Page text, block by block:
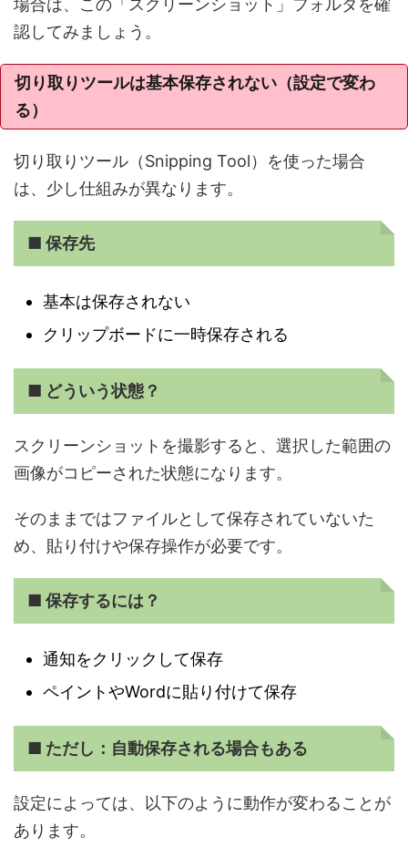
場合は、この「スクリーンショット」フォルダを確
認してみましょう。
切り取りツールは基本保存されない（設定で変わ
る）
切り取りツール（Snipping Tool）を使った場合
は、少し仕組みが異なります。
■ 保存先
基本は保存されない
クリップボードに一時保存される
■ どういう状態？
スクリーンショットを撮影すると、選択した範囲の
画像がコピーされた状態になります。
そのままではファイルとして保存されていないた
め、貼り付けや保存操作が必要です。
■ 保存するには？
通知をクリックして保存
ペイントやWordに貼り付けて保存
■ ただし：自動保存される場合もある
設定によっては、以下のように動作が変わることが
あります。